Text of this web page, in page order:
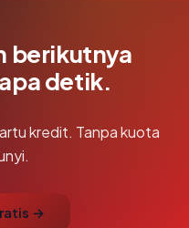
berikutnya
detik.
kredit. Tanpa kuota
→